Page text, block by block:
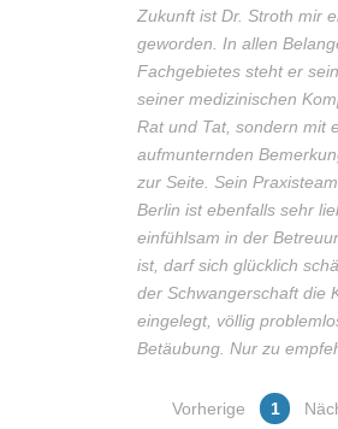
Zukunft ist Dr. Stroth mir
geworden. In allen
Fachgebietes steht er
seiner medizinischen
Rat und Tat, sondern mit
aufmunternden
zur Seite. Sein
Berlin ist ebenfalls sehr
einfühlsam in der
ist, darf sich glücklich
der Schwangerschaft die
eingelegt, völlig
Betäubung. Nur zu
Vorherige 1